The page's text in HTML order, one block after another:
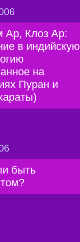
Ар, Клоз Ар:
в индийскую
на
Пуран и
быть